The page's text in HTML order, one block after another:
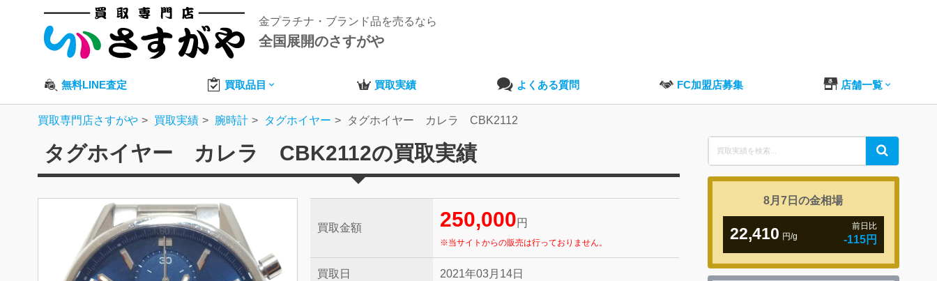
金プラチナ・ブランド品を売るなら
全国展開のさすがや
無料LINE査定 買取品目 買取実績 よくある質問 FC加盟店募集 店舗一覧
買取専門店さすがや 買取実績 腕時計 タグホイヤー タグホイヤー カレラ CBK2112
タグホイヤー カレラ CBK2112の買取実績
買取金額 250,000 円
※当サイトからの販売は行っておりません。
買取日 2021年03月14日
Search
for:
Search
8月7日の金相場
22,410 円/g
前日比
-115円